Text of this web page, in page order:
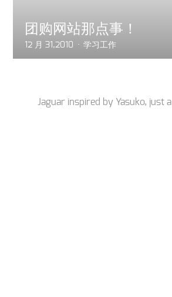
团购网站那点事！
12 月 31,2010 学习工作
Jaguar inspired by Yasuko, just a